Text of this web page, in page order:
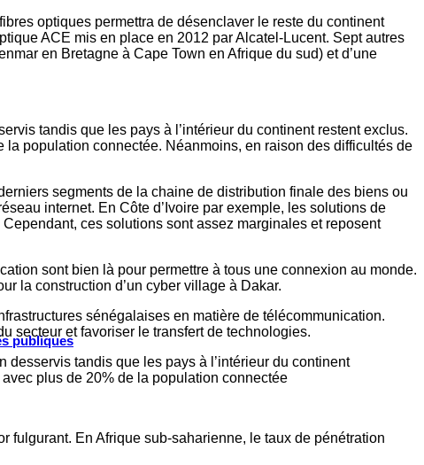
publiques
optiques permettra de désenclaver le reste du continent
ACE mis en place en 2012 par Alcatel-Lucent. Sept autres
en Bretagne à Cape Town en Afrique du sud) et d’une
tandis que les pays à l’intérieur du continent restent exclus.
la population connectée. Néanmoins, en raison des difficultés de
segments de la chaine de distribution finale des biens ou
internet. En Côte d’Ivoire par exemple, les solutions de
ces solutions sont assez marginales et reposent
sont bien là pour permettre à tous une connexion au monde.
la construction d’un cyber village à Dakar.
sénégalaises en matière de télécommunication.
secteur et favoriser le transfert de technologies.
tandis que les pays à l’intérieur du continent
plus de 20% de la population connectée
fulgurant. En Afrique sub-saharienne, le taux de pénétration